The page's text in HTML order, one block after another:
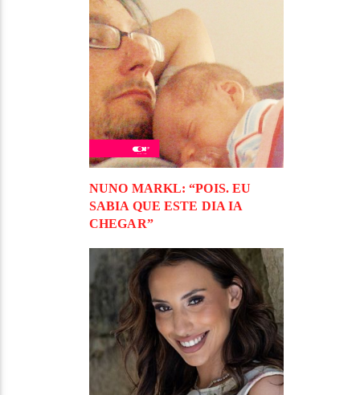
NUNO MARKL: “POIS. EU
SABIA QUE ESTE DIA IA
CHEGAR”